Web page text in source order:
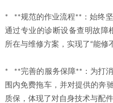
*   **规范的作业流程**：始终
通过专业的诊断设备查明故障
所在与维修方案，实现了“能修
*   **完善的服务保障**：为打
围内免费拖车，并对提供的奔
质保，体现了对自身技术与配